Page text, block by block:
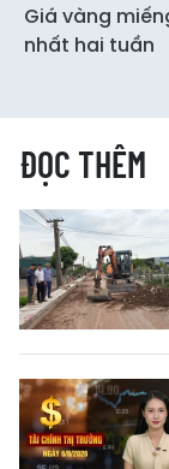
Giá vàng
nhất hai tuần
ĐỌC THÊM